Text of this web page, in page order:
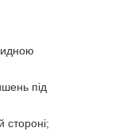
під
стороні;